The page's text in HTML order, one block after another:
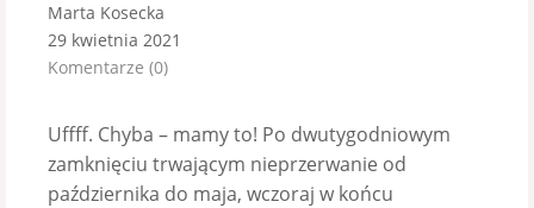
Marta Kosecka
29 kwietnia 2021
Komentarze (0)
Uffff. Chyba – mamy to! Po dwutygodniowym
zamknięciu trwającym nieprzerwanie od
października do maja, wczoraj w końcu